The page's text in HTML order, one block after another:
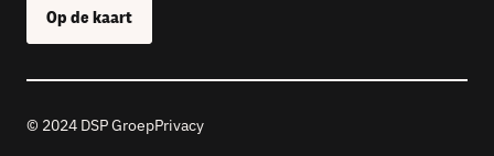
Op de kaart
© 2024 DSP GroepPrivacy